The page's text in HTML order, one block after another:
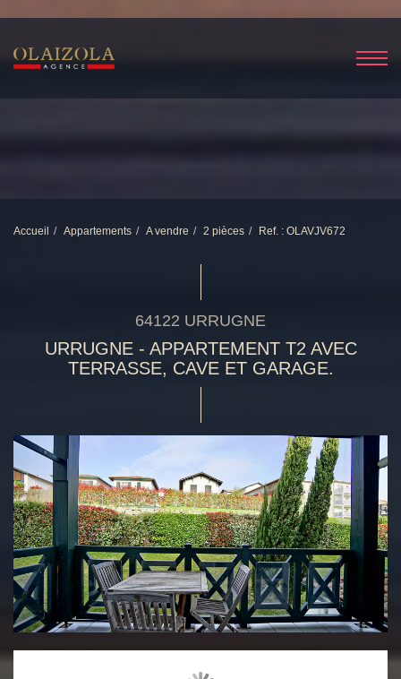
Accueil Appartements A vendre 2 pièces Ref. : OLAVJV672
64122 URRUGNE
URRUGNE - APPARTEMENT T2 AVEC
TERRASSE, CAVE ET GARAGE.